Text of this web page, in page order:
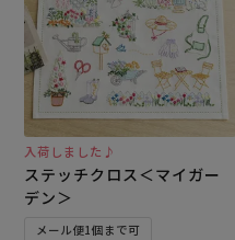
入荷しました♪
ステッチクロス＜マイガー
デン＞
メール便1個まで可